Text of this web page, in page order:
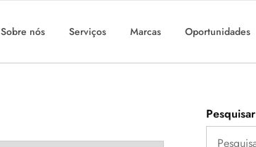
Sobre nós Serviços Marcas Oportunidades
Pesquisar